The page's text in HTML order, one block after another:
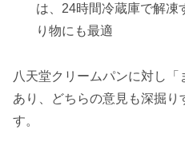
は、24時間冷蔵庫で解凍
り物にも最適
八天堂クリームパンに対し
あり、どちらの意見も深掘り
す。